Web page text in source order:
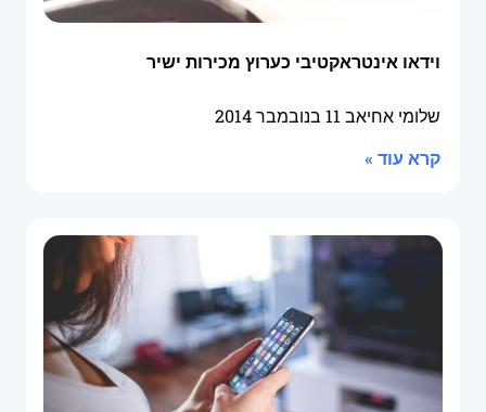
וידאו אינטראקטיבי כערוץ מכירות ישיר
שלומי אחיאב 11 בנובמבר 2014
קרא עוד »